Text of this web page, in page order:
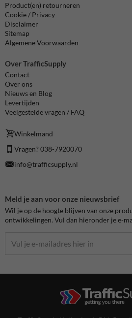
Product(en) retourneren
Cookie / Privacy
Disclaimer
Sitemap
Algemene Voorwaarden
Over TrafficSupply
Contact
Over ons
Nieuws en Blog
Levertijden
Veelgestelde vragen / FAQ
Winkelmand
Vragen? 038-7920070
info@trafficsupply.nl
Meld je aan voor onze nieuwsbrief
Wil je op de hoogte blijven van onze
ontwikkelingen. Vul dan hieronder je e-